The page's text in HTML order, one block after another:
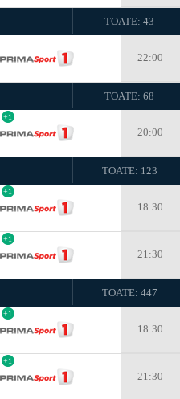
TOATE: 43
22:00
TOATE: 68
+1
20:00
TOATE: 123
+1
18:30
+1
21:30
TOATE: 447
+1
18:30
+1
21:30